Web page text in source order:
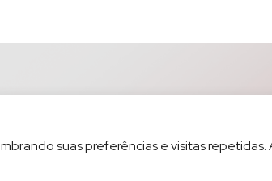
suas preferências e visitas repetidas.